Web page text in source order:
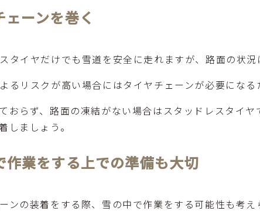
ェーンを巻く
タイヤだけでも雪道を安全に走れますが、路面の状況
るリスクが高い場合にはタイヤチェーンが必要にな
おらず、路面の凍結がない場合はスタッドレスタイ
しましょう。
作業をする上での準備も大切
ンの装着をする際、雪の中で作業をする可能性も考え